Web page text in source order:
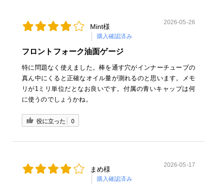
Mint様
購入確認済み
2026-05-26
フロントフォーク油面ゲージ
特に問題なく使えました。棒を通す穴がインナーチューブの
真ん中にくると正確なオイル量が測れるのと思います。メモ
リが1ミリ単位だとなお良いです。付属の青いキャップは何
に使うのでしょうかね。
役に立った 0
まめ様
購入確認済み
2026-05-17